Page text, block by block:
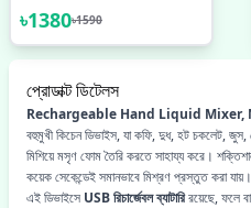
Grinding Machine For
Coffee Beans Nuts Herb
Spices,
৳1380৳1590
প্রোডাক্ট ডিটেলস
Rechargeable Hand Liquid Mixer,
বহুমুখী কিচেন ডিভাইস, যা কফি, দুধ, হট চকলেট,
মিশিয়ে মসৃণ ফোম তৈরি করতে সাহায্য করে।
কয়েক সেকেন্ডেই সমানভাবে মিশ্রণ প্রস্তুত করা যায়।
এই ডিভাইসে USB রিচার্জেবল ব্যাটারিরয়েছে, ফলে